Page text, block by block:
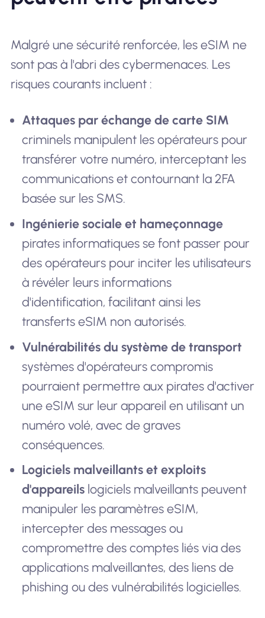
Malgré une sécurité renforcée, les eSIM ne
sont pas à l'abri des cybermenaces. Les
risques courants incluent :
Attaques par échange de carte SIM
criminels manipulent les opérateurs pour
transférer votre numéro, interceptant les
communications et contournant la 2FA
basée sur les SMS.
Ingénierie sociale et hameçonnage
pirates informatiques se font passer pour
des opérateurs pour inciter les utilisateurs
à révéler leurs informations
d'identification, facilitant ainsi les
transferts eSIM non autorisés.
Vulnérabilités du système de transport
systèmes d'opérateurs compromis
pourraient permettre aux pirates d'activer
une eSIM sur leur appareil en utilisant un
numéro volé, avec de graves
conséquences.
Logiciels malveillants et exploits
d'appareils logiciels malveillants peuvent
manipuler les paramètres eSIM,
intercepter des messages ou
compromettre des comptes liés via des
applications malveillantes, des liens de
phishing ou des vulnérabilités logicielles.